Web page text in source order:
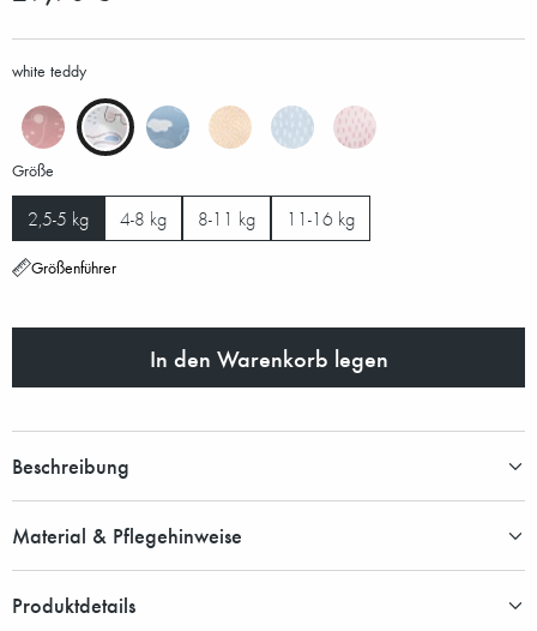
white teddy
Größe
2,5-5 kg 4-8 kg 8-11 kg 11-16 kg
Größenführer
In den Warenkorb legen
Beschreibung
Material & Pflegehinweise
Produktdetails